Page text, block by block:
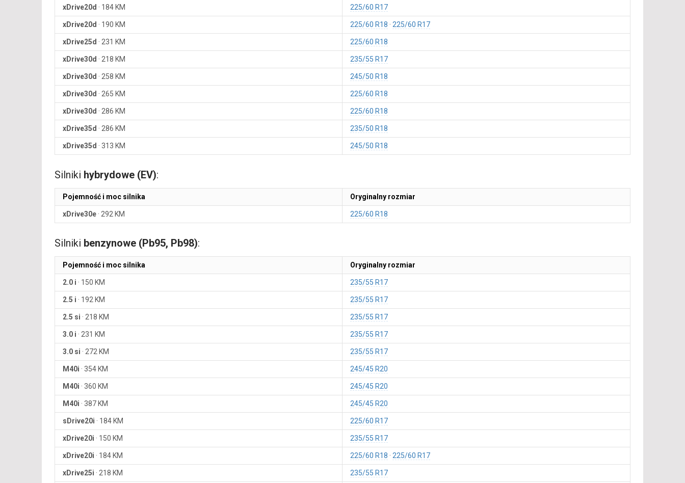
xDrive20d · 184 KM 225/60 R17
xDrive20d · 190 KM 225/60 R18 225/60 R17
xDrive25d · 231 KM 225/60 R18
xDrive30d · 218 KM 235/55 R17
xDrive30d · 258 KM 245/50 R18
xDrive30d · 265 KM 225/60 R18
xDrive30d · 286 KM 225/60 R18
xDrive35d · 286 KM 235/50 R18
xDrive35d · 313 KM 245/50 R18
Silniki hybrydowe (EV):
Pojemność i moc silnika Oryginalny rozmiar
xDrive30e · 292 KM 225/60 R18
Silniki benzynowe (Pb95, Pb98):
Pojemność i moc silnika Oryginalny rozmiar
2.0 i · 150 KM 235/55 R17
2.5 i · 192 KM 235/55 R17
2.5 si · 218 KM 235/55 R17
3.0 i · 231 KM 235/55 R17
3.0 si · 272 KM 235/55 R17
M40i · 354 KM 245/45 R20
M40i · 360 KM 245/45 R20
M40i · 387 KM 245/45 R20
sDrive20i · 184 KM 225/60 R17
xDrive20i · 150 KM 235/55 R17
xDrive20i · 184 KM 225/60 R18 225/60 R17
xDrive25i · 218 KM 235/55 R17